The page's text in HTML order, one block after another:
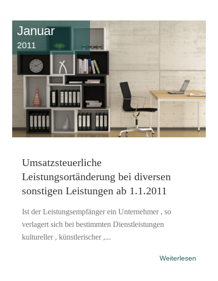
Januar
2011
Umsatzsteuerliche
Leistungsortänderung bei diversen
sonstigen Leistungen ab 1.1.2011
Ist der Leistungsempfänger ein Unternehmer , so
verlagert sich bei bestimmten Dienstleistungen
kultureller , künstlerischer ,...
Weiterlesen